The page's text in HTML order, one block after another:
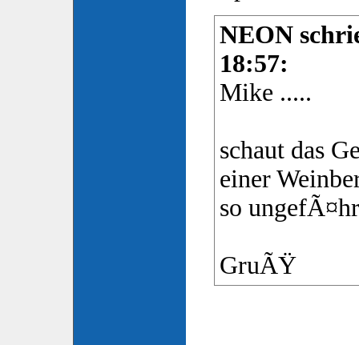
NEON
18:57:
Mike .....
schaut das
einer
so
GruÃŸ